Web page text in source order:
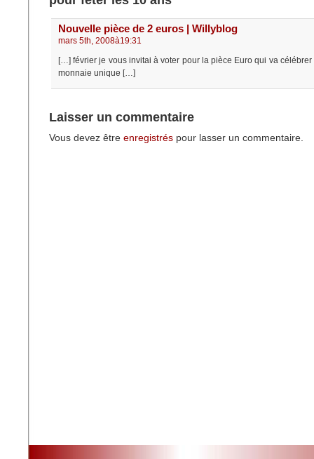
Nouvelle pièce de 2 euros | Willyblog
mars 5th, 2008à19:31
[…] février je vous invitai à voter pour la pièce Euro qui va
monnaie unique […]
Laisser un commentaire
Vous devez être enregistrés pour lasser un commentaire.